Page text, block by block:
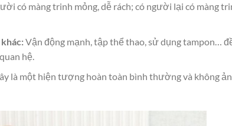
có màng trinh mỏng, dễ rách; có người lại có màng
Vận động mạnh, tập thể thao, sử dụng tampon…
hệ.
là một hiện tượng hoàn toàn bình thường và không